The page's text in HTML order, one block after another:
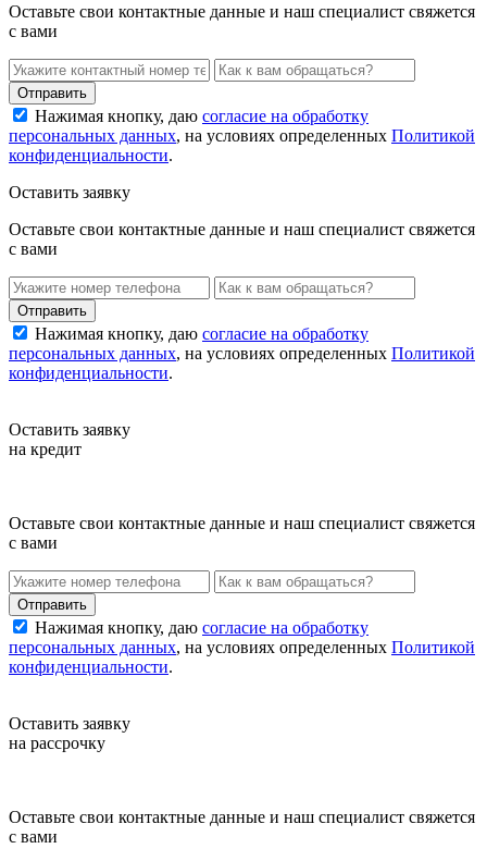
Оставьте свои контактные данные и наш специалист свяжется
с вами
Нажимая кнопку, даю согласие на обработку
персональных данных, на условиях определенных Политикой
конфиденциальности.
Оставить заявку
Оставьте свои контактные данные и наш специалист свяжется
с вами
Нажимая кнопку, даю согласие на обработку
персональных данных, на условиях определенных Политикой
конфиденциальности.
Оставить заявку
на кредит
Оставьте свои контактные данные и наш специалист свяжется
с вами
Нажимая кнопку, даю согласие на обработку
персональных данных, на условиях определенных Политикой
конфиденциальности.
Оставить заявку
на рассрочку
Оставьте свои контактные данные и наш специалист свяжется
с вами